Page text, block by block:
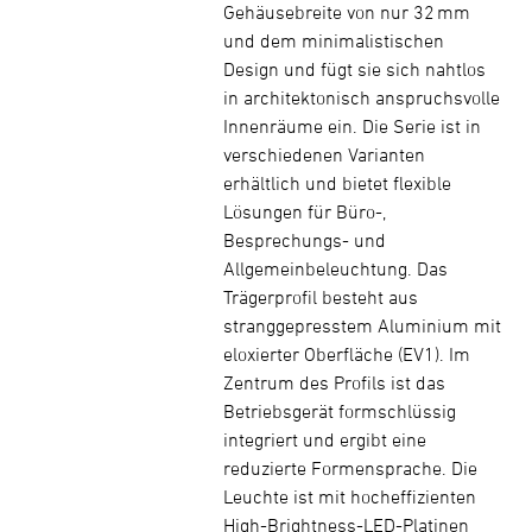
Gehäusebreite von nur 32 mm
und dem minimalistischen
Design und fügt sie sich nahtlos
in architektonisch anspruchsvolle
Innenräume ein. Die Serie ist in
verschiedenen Varianten
erhältlich und bietet flexible
Lösungen für Büro-,
Besprechungs- und
Allgemeinbeleuchtung. Das
Trägerprofil besteht aus
stranggepresstem Aluminium mit
eloxierter Oberfläche (EV1). Im
Zentrum des Profils ist das
Betriebsgerät formschlüssig
integriert und ergibt eine
reduzierte Formensprache. Die
Leuchte ist mit hocheffizienten
High-Brightness-LED-Platinen